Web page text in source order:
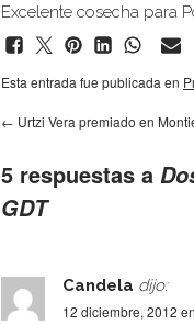
Excelente cosecha para
Esta entrada fue publicada en
← Urtzi Vera premiado en
5 respuestas a
GDT
Candela dijo:
12 diciembre, 2012